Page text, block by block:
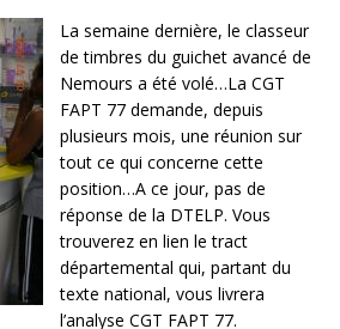
La semaine dernière, le classeur
de timbres du guichet avancé de
Nemours a été volé…La CGT
FAPT 77 demande, depuis
plusieurs mois, une réunion sur
tout ce qui concerne cette
position…A ce jour, pas de
réponse de la DTELP. Vous
trouverez en lien le tract
départemental qui, partant du
texte national, vous livrera
l’analyse CGT FAPT 77.